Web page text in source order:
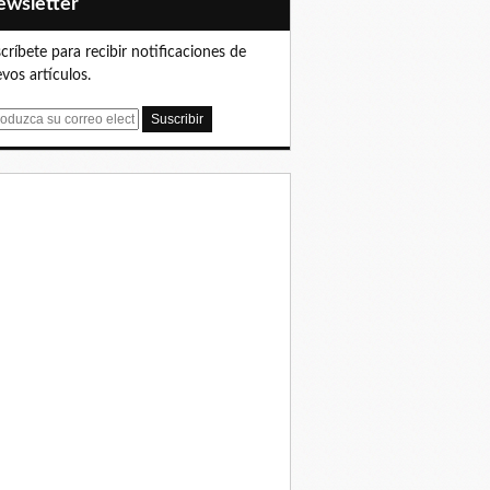
para recibir notificaciones de
artículos.